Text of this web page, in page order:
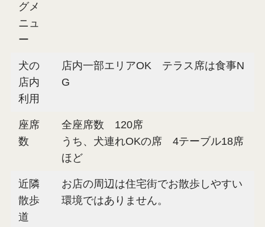
グメ
ニュ
ー
犬の
店内
利用
店内一部エリアOK テラス席は食事N
G
座席
数
全座席数 120席
うち、犬連れOKの席 4テーブル18席
ほど
近隣
散歩
道
お店の周辺は住宅街でお散歩しやすい
環境ではありません。